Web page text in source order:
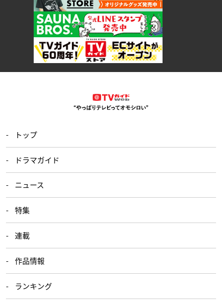
トップ
ドラマガイド
ニュース
特集
連載
作品情報
ランキング